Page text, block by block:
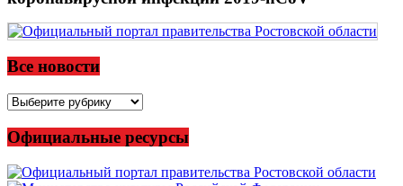
Все новости
Все
Официальные ресурсы